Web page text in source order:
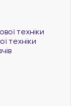
техніки